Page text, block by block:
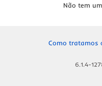
Não tem
Como tratamos
6.1.4-